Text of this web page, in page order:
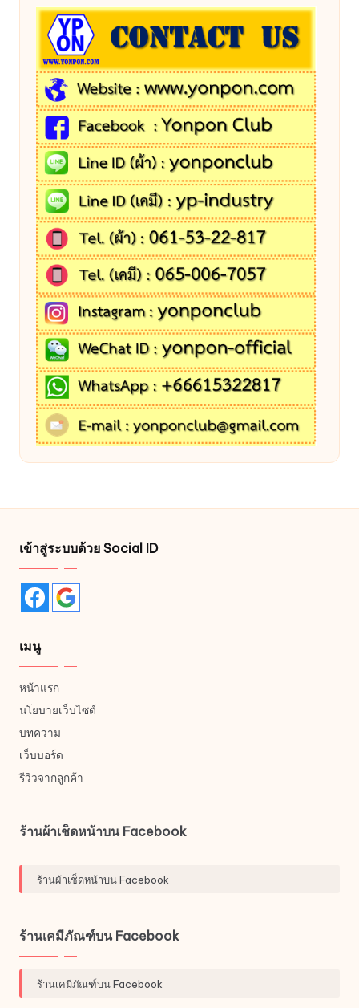
เข้าสู่ระบบด้วย Social ID
เมนู
หน้าแรก
นโยบายเว็บไซต์
บทความ
เว็บบอร์ด
รีวิวจากลูกค้า
ร้านผ้าเช็ดหน้าบน Facebook
ร้านผ้าเช็ดหน้าบน Facebook
ร้านเคมีภัณฑ์บน Facebook
ร้านเคมีภัณฑ์บน Facebook